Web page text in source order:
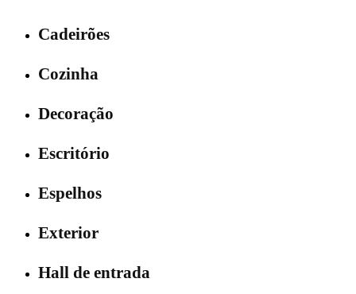
Cadeirões
Cozinha
Decoração
Escritório
Espelhos
Exterior
Hall de entrada